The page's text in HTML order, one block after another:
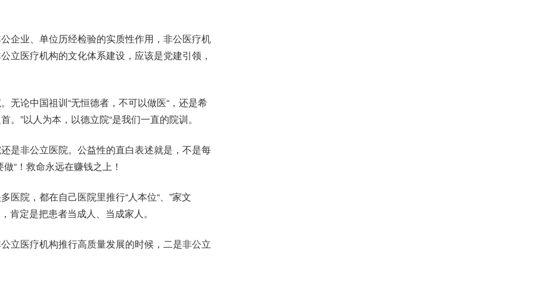
业、单位历经检验的实质性作用，非公医疗机
立医疗机构的文化体系建设，应该是党建引领，
论中国祖训“无恒德者，不可以做医“，还是希
”以人为本，以德立院“是我们一直的院训。
非公立医院。公益性的直白表述就是，不是每
“！救命永远在赚钱之上！
院，都在自己医院里推行“人本位“、”家文
肯定是把患者当成人、当成家人。
医疗机构推行高质量发展的时候，二是非公立